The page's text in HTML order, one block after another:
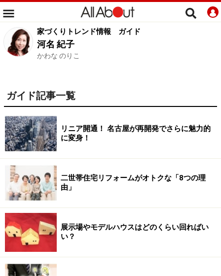
家づくりトレンド情報 ガイド
河名 紀子
かわな のりこ
ガイド記事一覧
リニア開通！ 名古屋が再開発でさらに魅力的
に変身！
二世帯住宅リフォームがオトクな「8つの理
由」
展示場やモデルハウスはどのくらい回ればい
い？